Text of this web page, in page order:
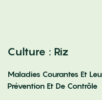
Culture : Riz
Maladies Courantes Et
Prévention Et De Contrôle